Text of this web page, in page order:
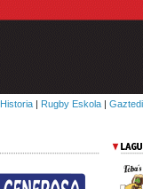
Historia | Rugby Eskola |